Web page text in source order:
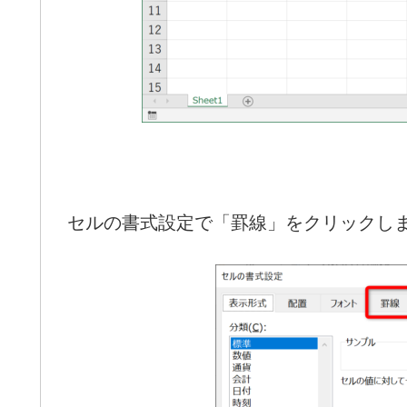
セルの書式設定で「罫線」をクリックし